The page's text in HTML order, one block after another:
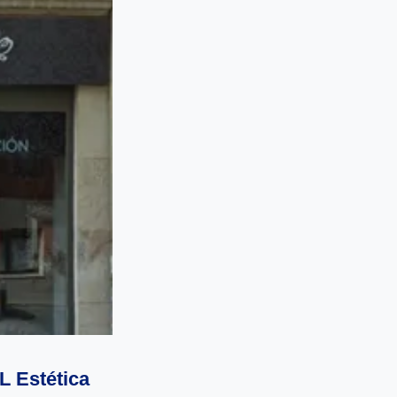
Estética